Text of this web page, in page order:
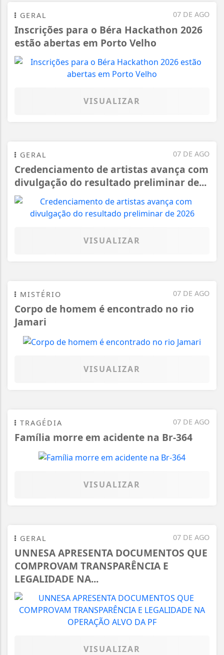
07 DE AGO
GERAL
Inscrições para o Béra Hackathon 2026
estão abertas em Porto Velho
VISUALIZAR
07 DE AGO
GERAL
Credenciamento de artistas avança com
divulgação do resultado preliminar de...
VISUALIZAR
07 DE AGO
MISTÉRIO
Corpo de homem é encontrado no rio
Jamari
VISUALIZAR
07 DE AGO
TRAGÉDIA
Família morre em acidente na Br-364
VISUALIZAR
07 DE AGO
GERAL
UNNESA APRESENTA DOCUMENTOS QUE
COMPROVAM TRANSPARÊNCIA E
LEGALIDADE NA...
VISUALIZAR